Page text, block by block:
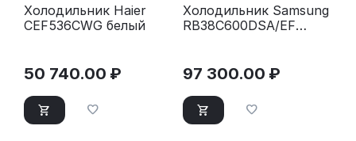
Холодильник Haier
CEF536CWG белый
50 740.00 ₽
Холодильник Samsung
RB38C600DSA/EF
97 300.00 ₽